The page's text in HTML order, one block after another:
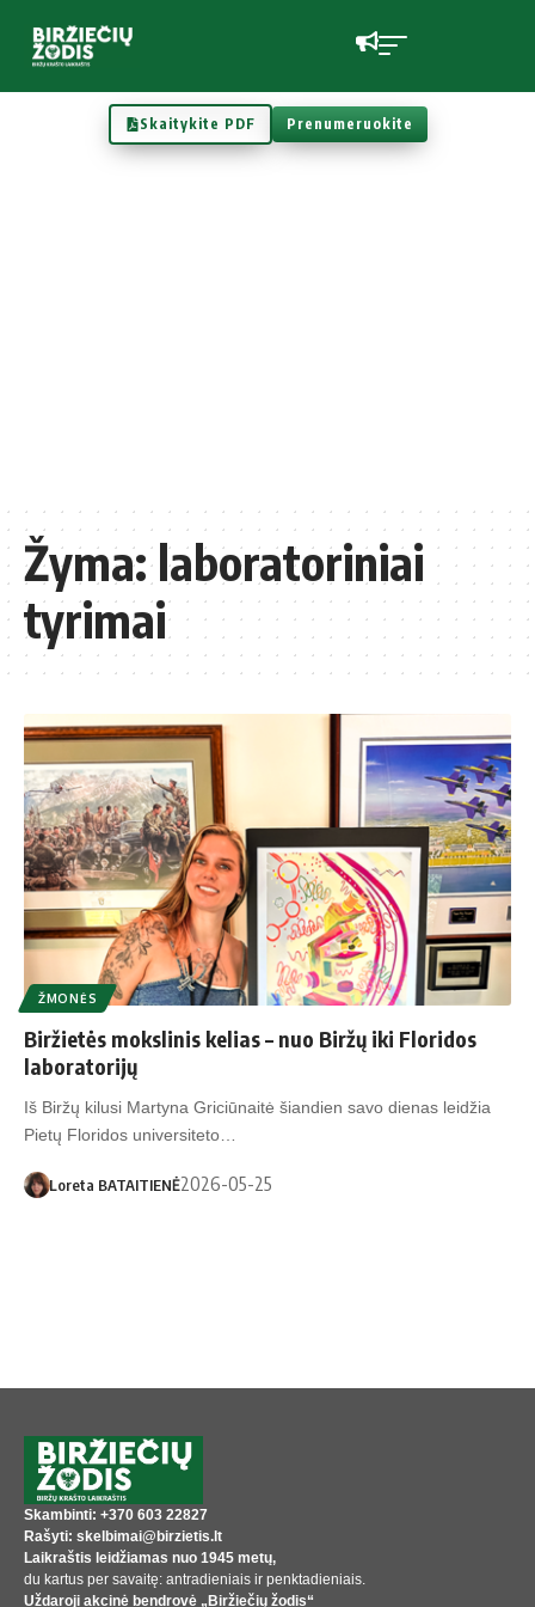
Skaitykite PDF Prenumeruokite
Žyma:laboratoriniai
tyrimai
ŽMONĖS
Biržietės mokslinis kelias – nuo Biržų iki Floridos
laboratorijų
Iš Biržų kilusi Martyna Griciūnaitė šiandien savo dienas leidžia
Pietų Floridos universiteto…
Loreta BATAITIENĖ2026-05-25
Skambinti: +370 603 22827
Rašyti: skelbimai@birzietis.lt
Laikraštis leidžiamas nuo 1945 metų,
du kartus per savaitę: antradieniais ir penktadieniais.
Uždaroji akcinė bendrovė „Biržiečių žodis“